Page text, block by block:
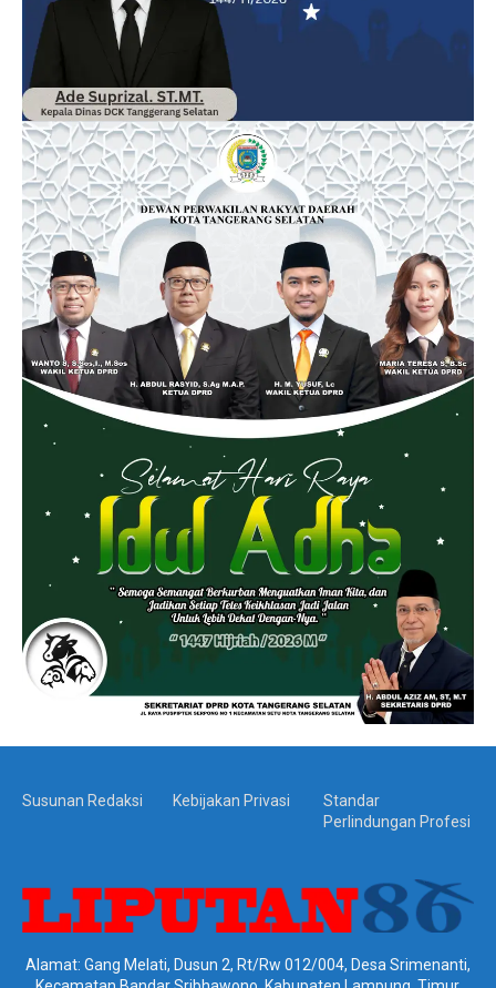
Susunan Redaksi Kebijakan Privasi
Standar
Perlindungan Profesi
Alamat: Gang Melati, Dusun 2, Rt/Rw 012/004, Desa Srimenanti,